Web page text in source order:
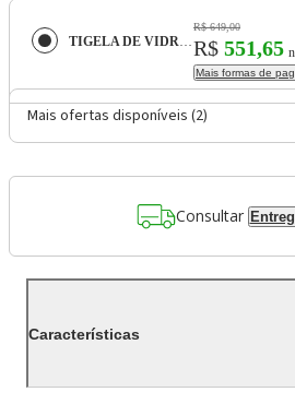
TIGELA DE VIDRO KITCHENAID LISA PARA STAND MIXER 4,8L COM ALÇA TRANPARENTE KIQ09BBONA
R$ 649,00
R$ 551,65
Mais formas de
Mais ofertas disponíveis (2)
Consultar
Características